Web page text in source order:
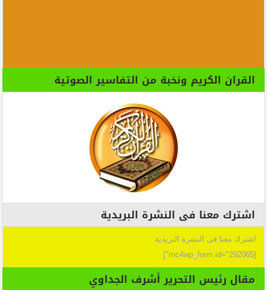
القران الكريم ونخبة من التفاسير الصوتية
اشترك معنا فى النشرة البريدية
اشترك معنا فى النشرة البريدية
[mc4wp_form id="292065"]
مقال رئيس التحرير أشرف الجداوي